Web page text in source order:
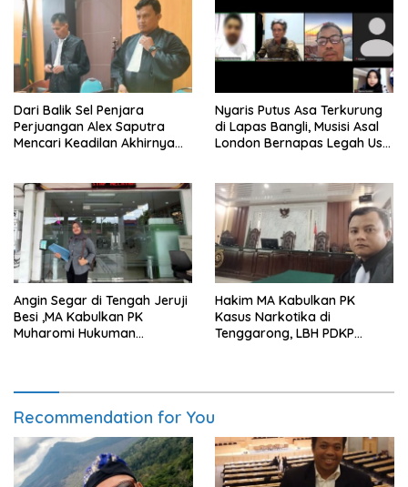
Dari Balik Sel Penjara
Perjuangan Alex Saputra
Mencari Keadilan Akhirnya
Nyaris Putus Asa Terkurung
di Lapas Bangli, Musisi Asal
London Bernapas Legah Usai
Angin Segar di Tengah Jeruji
Besi ,MA Kabulkan PK
Muharomi Hukuman
Hakim MA Kabulkan PK
Kasus Narkotika di
Tenggarong, LBH PDKP
Recommendation for You